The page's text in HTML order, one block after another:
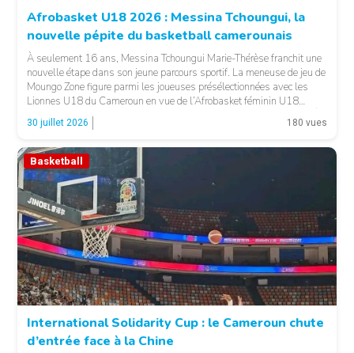
© 237lions.com
Afrobasket U18 2026 : Messina Tchoungui, la
nouvelle pépite du basketball camerounais
À seulement 16 ans, Messina Tchoungui Marie-Thérèse franchit une
nouvelle étape dans son jeune parcours sportif. La meneuse de jeu de
Moungo Zone figure parmi les joueuses présélectionnées avec les
Lionnes U18 du Cameroun en vue de l’Afrobasket féminin U18
2026, qui se déroulera à Abidjan, en Côte d’Ivoire. LA SUITE APRÈS
LA PUBLICITÉ […]
30 juillet 2026 180 vues
Basketball
International Solidarity Cup : le Cameroun chute
d’entrée face à la Chine